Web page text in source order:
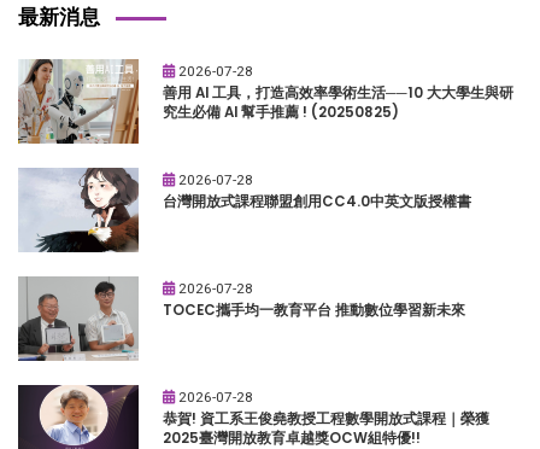
最新消息
2026-07-28
善用 AI 工具，打造高效率學術生活──10 大大學生與研
究生必備 AI 幫手推薦 ! (20250825)
2026-07-28
台灣開放式課程聯盟創用CC4.0中英文版授權書
2026-07-28
TOCEC攜手均一教育平台 推動數位學習新未來
2026-07-28
恭賀! 資工系王俊堯教授工程數學開放式課程｜榮獲
2025臺灣開放教育卓越獎OCW組特優!!